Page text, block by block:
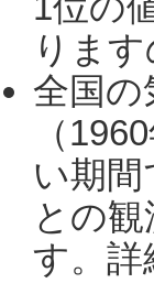
りま
全国の
（
い期
との
す。詳